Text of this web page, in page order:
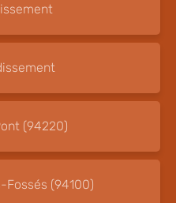
(94220)
(94100)